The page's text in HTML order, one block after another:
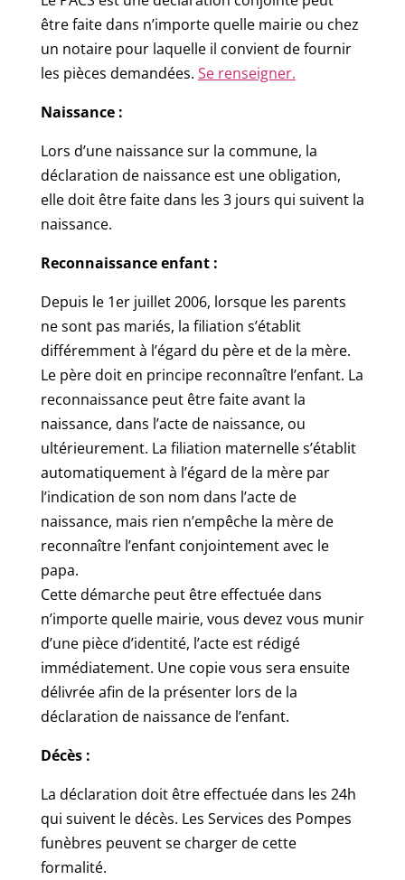
être faite dans n’importe quelle mairie ou chez
un notaire pour laquelle il convient de fournir
les pièces demandées. Se renseigner.
Naissance :
Lors d’une naissance sur la commune, la
déclaration de naissance est une obligation,
elle doit être faite dans les 3 jours qui suivent la
naissance.
Reconnaissance enfant :
Depuis le 1er juillet 2006, lorsque les parents
ne sont pas mariés, la filiation s’établit
différemment à l’égard du père et de la mère.
Le père doit en principe reconnaître l’enfant. La
reconnaissance peut être faite avant la
naissance, dans l’acte de naissance, ou
ultérieurement. La filiation maternelle s’établit
automatiquement à l’égard de la mère par
l’indication de son nom dans l’acte de
naissance, mais rien n’empêche la mère de
reconnaître l’enfant conjointement avec le
papa.
Cette démarche peut être effectuée dans
n’importe quelle mairie, vous devez vous munir
d’une pièce d’identité, l’acte est rédigé
immédiatement. Une copie vous sera ensuite
délivrée afin de la présenter lors de la
déclaration de naissance de l’enfant.
Décès :
La déclaration doit être effectuée dans les 24h
qui suivent le décès. Les Services des Pompes
funèbres peuvent se charger de cette
formalité.